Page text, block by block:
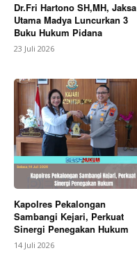
Dr.Fri Hartono SH,MH, Jaksa
Utama Madya Luncurkan 3
Buku Hukum Pidana
23 Juli 2026
Kapolres Pekalongan
Sambangi Kejari, Perkuat
Sinergi Penegakan Hukum
14 Juli 2026